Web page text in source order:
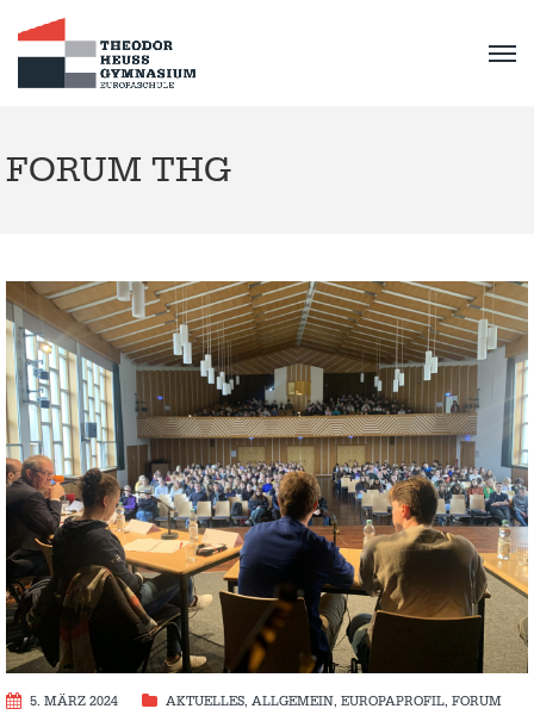
FORUM THG
5. MÄRZ 2024 AKTUELLES, ALLGEMEIN, EUROPAPROFIL, FORUM